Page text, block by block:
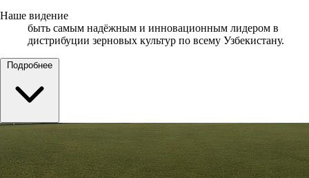
Наше видение
быть самым надёжным и инновационным лидером в
дистрибуции зерновых культур по всему Узбекистану.